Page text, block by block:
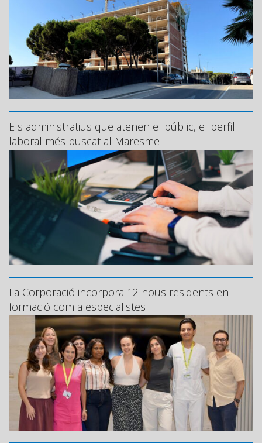
Els administratius que atenen el públic, el perfil
laboral més buscat al Maresme
La Corporació incorpora 12 nous residents en
formació com a especialistes